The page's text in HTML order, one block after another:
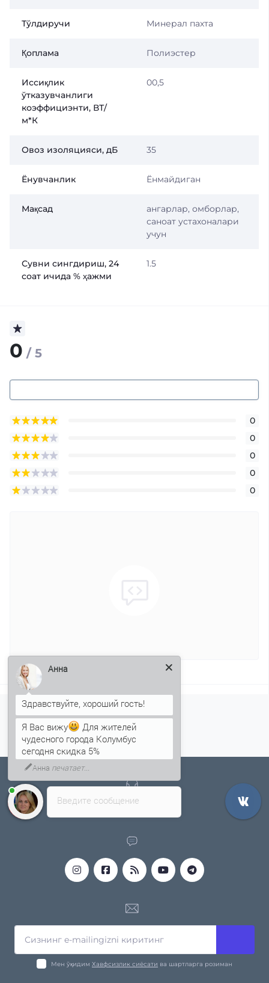
Тўлдиручи Минерал пахта
Қоплама Полиэстер
Иссиқлик
ўтказувчанлиги
коэффициэнти, ВТ/
м*К
00,5
Овоз изоляцияси, дБ 35
Ёнувчанлик Ёнмайдиган
Мақсад
ангарлар, омборлар,
саноат устахоналари
учун
Сувни сингдириш, 24
соат ичида % ҳажми
1.5
0 / 5
0
0
0
0
0
+998 78 555 17 30
Мен ўқидим Хавфсизлик сиёсати ва шартларга розиман
Введите сообщение
Анна
Я Вас вижу
Для жителей
чудесного города Колумбус
сегодня скидка 5%
Анна печатает...